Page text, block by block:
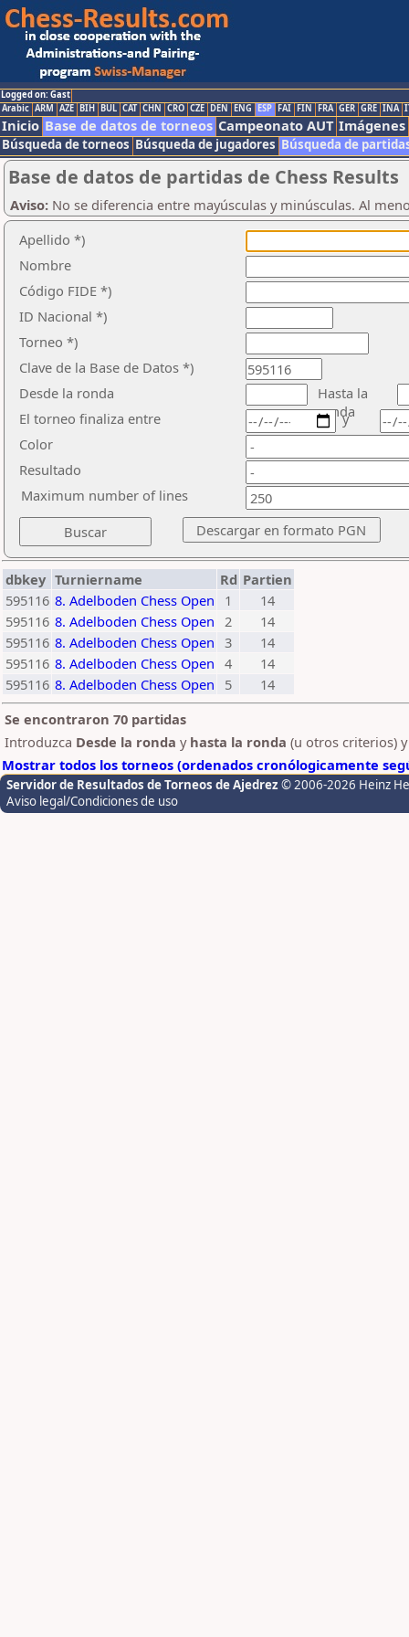
Logged on: Gast
Arabic ARM AZE BIH BUL CAT CHN CRO CZE DEN ENG ESP FAI FIN FRA GER GRE INA
Inicio Base de datos de torneos Campeonato AUT Imágenes
Búsqueda de torneos Búsqueda de jugadores Búsqueda de
Base de datos de partidas de Chess Results
Aviso: No se diferencia entre mayúsculas y minúsculas. Al
Apellido *)
Nombre
Código FIDE *)
ID Nacional *)
Torneo *)
Clave de la Base de Datos *)
Desde la ronda
Hasta la
ronda
El torneo finaliza entre
Color
Resultado
y
Maximum number of lines
dbkey Turniername Rd Partien
595116 8. Adelboden Chess Open 1
14
595116 8. Adelboden Chess Open 2
14
595116 8. Adelboden Chess Open 3
14
595116 8. Adelboden Chess Open 4
14
595116 8. Adelboden Chess Open 5
14
Se encontraron 70 partidas
Introduzca Desde la ronda y hasta la ronda (u otros criterios)
Mostrar todos los torneos (ordenados cronólogicamente
Servidor de Resultados de Torneos de Ajedrez © 2006-2026 Heinz
Aviso legal/Condiciones de uso